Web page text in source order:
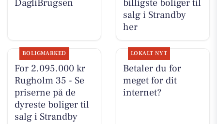
DagliBrugsen
billigste boliger til
salg i Strandby
her
BOLIGMARKED
For 2.095.000 kr
Rugholm 35 - Se
priserne på de
dyreste boliger til
salg i Strandby
LOKALT NYT
Betaler du for
meget for dit
internet?